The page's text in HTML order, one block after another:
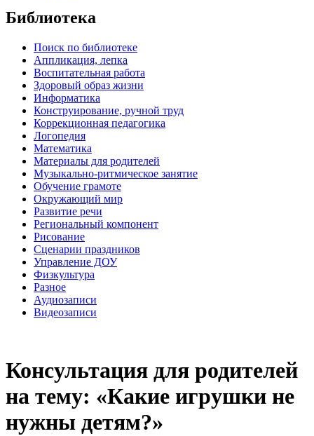
Библиотека
Поиск по библиотеке
Аппликация, лепка
Воспитательная работа
Здоровый образ жизни
Информатика
Конструирование, ручной труд
Коррекционная педагогика
Логопедия
Математика
Материалы для родителей
Музыкально-ритмическое занятие
Обучение грамоте
Окружающий мир
Развитие речи
Региональный компонент
Рисование
Сценарии праздников
Управление ДОУ
Физкультура
Разное
Аудиозаписи
Видеозаписи
Консультация для родителей
на тему: «Какие игрушки не
нужны детям?»